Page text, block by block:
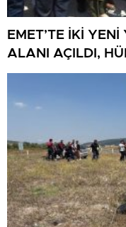
EMET’TE İKİ
ALANI AÇILDI,
ATILDI